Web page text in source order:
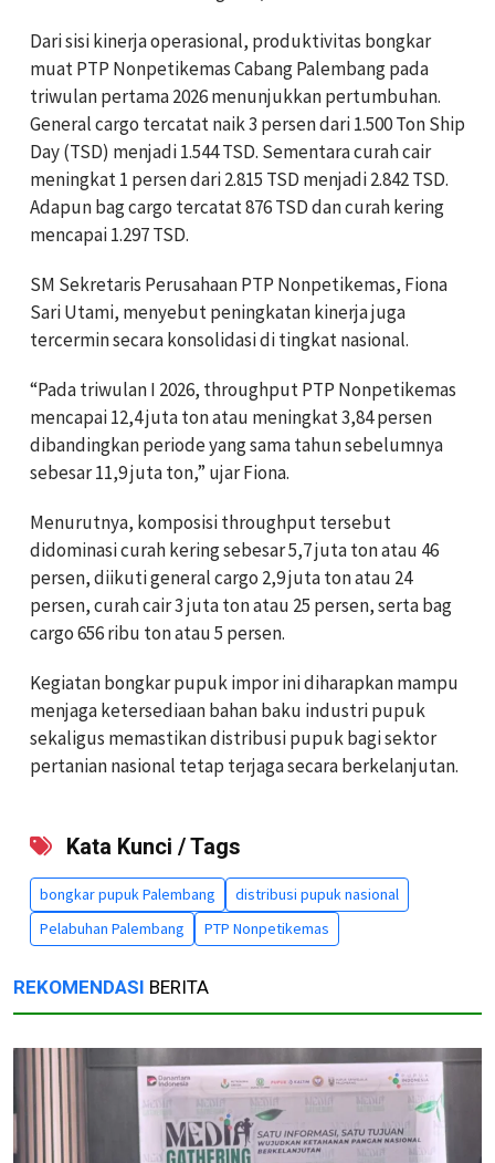
Dari sisi kinerja operasional, produktivitas bongkar
muat PTP Nonpetikemas Cabang Palembang pada
triwulan pertama 2026 menunjukkan pertumbuhan.
General cargo tercatat naik 3 persen dari 1.500 Ton Ship
Day (TSD) menjadi 1.544 TSD. Sementara curah cair
meningkat 1 persen dari 2.815 TSD menjadi 2.842 TSD.
Adapun bag cargo tercatat 876 TSD dan curah kering
mencapai 1.297 TSD.
SM Sekretaris Perusahaan PTP Nonpetikemas, Fiona
Sari Utami, menyebut peningkatan kinerja juga
tercermin secara konsolidasi di tingkat nasional.
“Pada triwulan I 2026, throughput PTP Nonpetikemas
mencapai 12,4 juta ton atau meningkat 3,84 persen
dibandingkan periode yang sama tahun sebelumnya
sebesar 11,9 juta ton,” ujar Fiona.
Menurutnya, komposisi throughput tersebut
didominasi curah kering sebesar 5,7 juta ton atau 46
persen, diikuti general cargo 2,9 juta ton atau 24
persen, curah cair 3 juta ton atau 25 persen, serta bag
cargo 656 ribu ton atau 5 persen.
Kegiatan bongkar pupuk impor ini diharapkan mampu
menjaga ketersediaan bahan baku industri pupuk
sekaligus memastikan distribusi pupuk bagi sektor
pertanian nasional tetap terjaga secara berkelanjutan.
Kata Kunci / Tags
bongkar pupuk Palembang
distribusi pupuk nasional
Pelabuhan Palembang
PTP Nonpetikemas
REKOMENDASI BERITA